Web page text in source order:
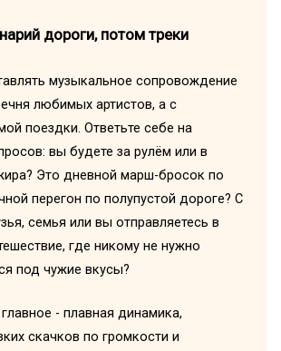
дороги, потом треки
музыкальное сопровождение
любимых артистов, а с
поездки. Ответьте себе на
вы будете за рулём или в
Это дневной марш-бросок по
перегон по полупустой дороге? С
семья или вы отправляетесь в
где никому не нужно
под чужие вкусы?
- плавная динамика,
скачков по громкости и